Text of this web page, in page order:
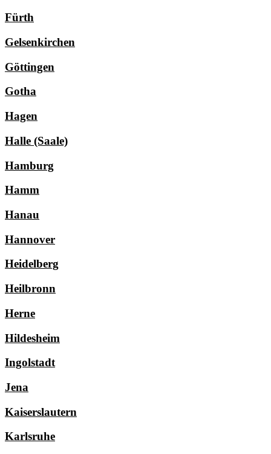
Fürth
Gelsenkirchen
Göttingen
Gotha
Hagen
Halle (Saale)
Hamburg
Hamm
Hanau
Hannover
Heidelberg
Heilbronn
Herne
Hildesheim
Ingolstadt
Jena
Kaiserslautern
Karlsruhe